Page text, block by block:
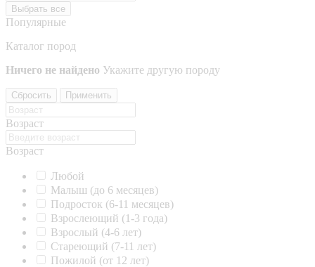
Выбрать все
Популярные
Каталог пород
Ничего не найдено Укажите другую породу
Сбросить Применить
Возраст
Возраст
Любой
Малыш (до 6 месяцев)
Подросток (6-11 месяцев)
Взрослеющий (1-3 года)
Взрослый (4-6 лет)
Стареющий (7-11 лет)
Пожилой (от 12 лет)